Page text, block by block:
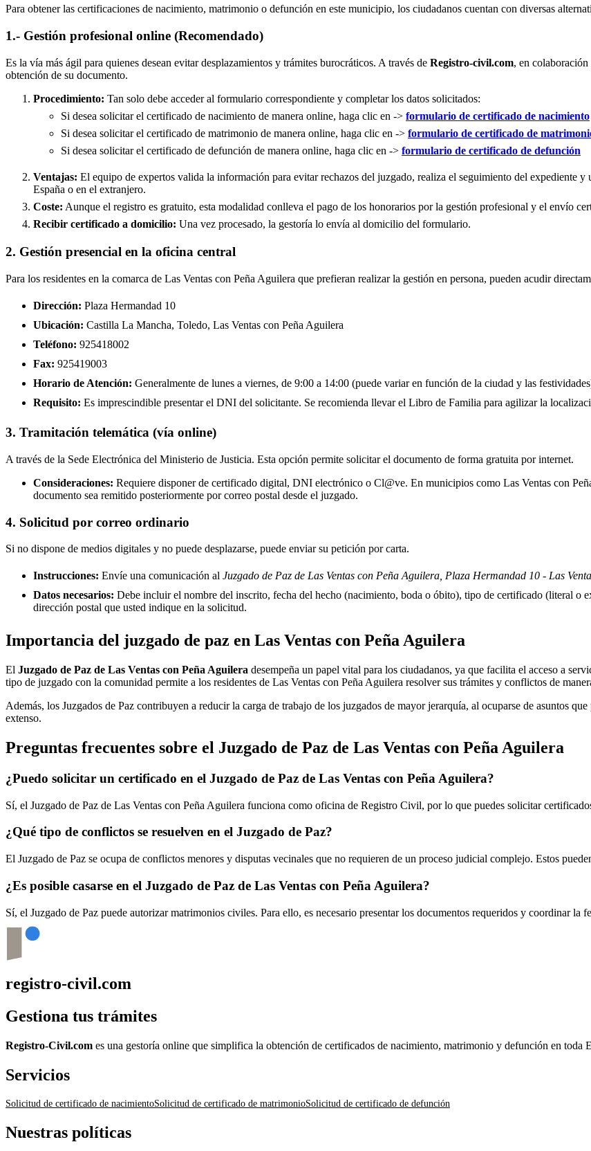
Para obtener las certificaciones de nacimiento, matrimonio o defunción en este municipio, los ciudadanos cuentan con diversas
1.- Gestión profesional online (Recomendado)
Es la vía más ágil para quienes desean evitar desplazamientos y trámites burocráticos. A través de Registro-civil.com, en
obtención de su documento.
Procedimiento: Tan solo debe acceder al formulario correspondiente y completar los datos solicitados:
Si desea solicitar el certificado de nacimiento de manera online, haga clic en -> formulario de certificado de nacimiento
Si desea solicitar el certificado de matrimonio de manera online, haga clic en -> formulario de certificado de
Si desea solicitar el certificado de defunción de manera online, haga clic en -> formulario de certificado de defunción
Ventajas: El equipo de expertos valida la información para evitar rechazos del juzgado, realiza el seguimiento del expediente
España o en el extranjero.
Coste: Aunque el registro es gratuito, esta modalidad conlleva el pago de los honorarios por la gestión profesional y el envío
Recibir certificado a domicilio: Una vez procesado, la gestoría lo envía al domicilio del formulario.
2. Gestión presencial en la oficina central
Para los residentes en la comarca de Las Ventas con Peña Aguilera que prefieran realizar la gestión en persona, pueden acudir
Dirección: Plaza Hermandad 10
Ubicación: Castilla La Mancha, Toledo, Las Ventas con Peña Aguilera
Teléfono: 925418002
Fax: 925419003
Horario de Atención: Generalmente de lunes a viernes, de 9:00 a 14:00 (puede variar en función de la ciudad y las
Requisito: Es imprescindible presentar el DNI del solicitante. Se recomienda llevar el Libro de Familia para agilizar la
3. Tramitación telemática (vía online)
A través de la Sede Electrónica del Ministerio de Justicia. Esta opción permite solicitar el documento de forma gratuita por internet.
Consideraciones: Requiere disponer de certificado digital, DNI electrónico o Cl@ve. En municipios como Las Ventas con
documento sea remitido posteriormente por correo postal desde el juzgado.
4. Solicitud por correo ordinario
Si no dispone de medios digitales y no puede desplazarse, puede enviar su petición por carta.
Instrucciones: Envíe una comunicación al Juzgado de Paz de Las Ventas con Peña Aguilera, Plaza Hermandad 10 - Las
Datos necesarios: Debe incluir el nombre del inscrito, fecha del hecho (nacimiento, boda o óbito), tipo de certificado (literal o
dirección postal que usted indique en la solicitud.
Importancia del juzgado de paz en Las Ventas con Peña Aguilera
El Juzgado de Paz de Las Ventas con Peña Aguilera desempeña un papel vital para los ciudadanos, ya que facilita el acceso a
tipo de juzgado con la comunidad permite a los residentes de Las Ventas con Peña Aguilera resolver sus trámites y conflictos de
Además, los Juzgados de Paz contribuyen a reducir la carga de trabajo de los juzgados de mayor jerarquía, al ocuparse de asuntos
extenso.
Preguntas frecuentes sobre el Juzgado de Paz de Las Ventas con Peña Aguilera
¿Puedo solicitar un certificado en el Juzgado de Paz de Las Ventas con Peña Aguilera?
Sí, el Juzgado de Paz de Las Ventas con Peña Aguilera funciona como oficina de Registro Civil, por lo que puedes solicitar
¿Qué tipo de conflictos se resuelven en el Juzgado de Paz?
El Juzgado de Paz se ocupa de conflictos menores y disputas vecinales que no requieren de un proceso judicial complejo. Estos
¿Es posible casarse en el Juzgado de Paz de Las Ventas con Peña Aguilera?
Sí, el Juzgado de Paz puede autorizar matrimonios civiles. Para ello, es necesario presentar los documentos requeridos y coordinar la
registro-civil.com
Gestiona tus trámites
Registro-Civil.com es una gestoría online que simplifica la obtención de certificados de nacimiento, matrimonio y defunción en toda
Servicios
Solicitud de certificado de nacimientoSolicitud de certificado de matrimonioSolicitud de certificado de defunción
Nuestras políticas